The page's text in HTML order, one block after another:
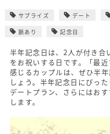
サプライズ デート
脈あり 記念日
半年記念日は、2人が付き合
をお祝いする日です。「最
感じるカップルは、ぜひ半
しょう。半年記念日にぴっ
デートプラン、さらにはお
します。